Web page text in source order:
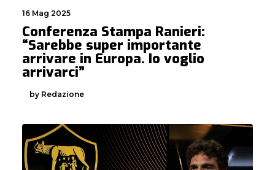
16 Mag 2025
Conferenza Stampa Ranieri:
“Sarebbe super importante
arrivare in Europa. Io voglio
arrivarci”
by Redazione